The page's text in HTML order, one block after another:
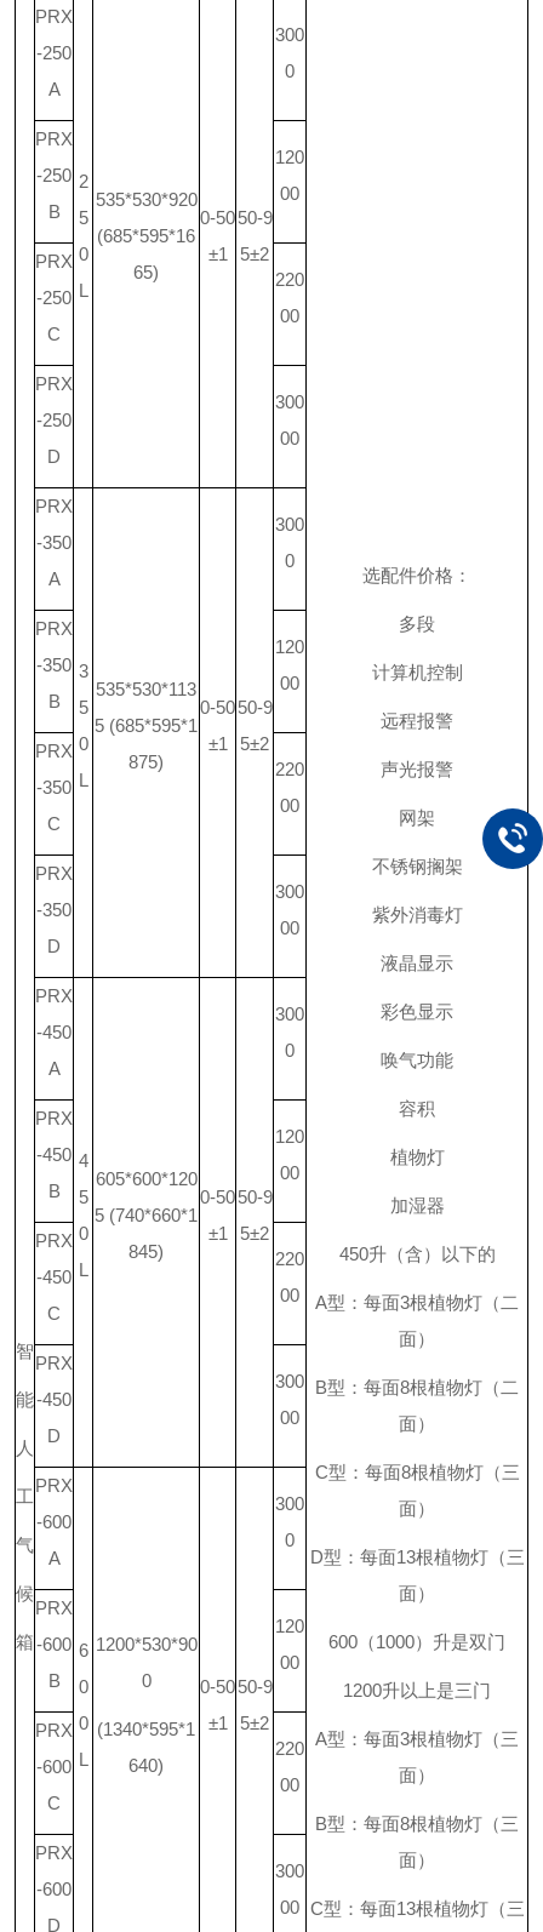
智
能
人
工
气
候
箱
选配件价格：
多段
计算机控制
远程报警
声光报警
网架
不锈钢搁架
紫外消毒灯
液晶显示
彩色显示
唤气功能
容积
植物灯
加湿器
450升（含）以下的
A型：每面3根植物灯（二
面）
B型：每面8根植物灯（二
面）
C型：每面8根植物灯（三
面）
D型：每面13根植物灯（三
面）
600 （1000）升是双门
1200升以上是三门
A型：每面3根植物灯（三
面）
B型：每面8根植物灯（三
面）
C型：每面13根植物灯（三
PRX
-250
A
2
5
0
L
535*530*920
(685*595*16
65)
0-50
±1
50-9
5±2
300
0
PRX
-250
B
120
00
PRX
-250
C
220
00
PRX
-250
D
300
00
PRX
-350
A
3
5
0
L
535*530*113
5 (685*595*1
875)
0-50
±1
50-9
5±2
300
0
PRX
-350
B
120
00
PRX
-350
C
220
00
PRX
-350
D
300
00
PRX
-450
A
4
5
0
L
605*600*120
5 (740*660*1
845)
0-50
±1
50-9
5±2
300
0
PRX
-450
B
120
00
PRX
-450
C
220
00
PRX
-450
D
300
00
PRX
-600
A
6
0
0
L
1200*530*90
0
(1340*595*1
640)
0-50
±1
50-9
5±2
300
0
PRX
-600
B
120
00
PRX
-600
C
220
00
PRX
-600
D
300
00